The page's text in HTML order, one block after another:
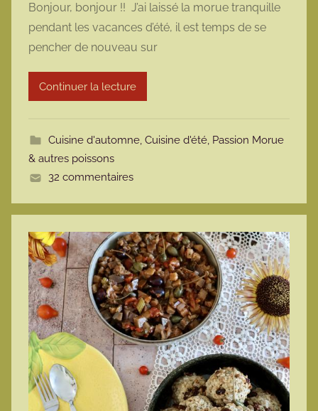
r
m
t
Bonjour, bonjour !! J’ai laissé la morue tranquille
pendant les vacances d’été, il est temps de se
pencher de nouveau sur
Continuer la lecture
Cuisine d'automne, Cuisine d'été, Passion Morue
& autres poissons
32 commentaires